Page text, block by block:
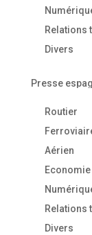
Relations
Divers
Presse
Routier
Aérien
Economie
Relations
Divers